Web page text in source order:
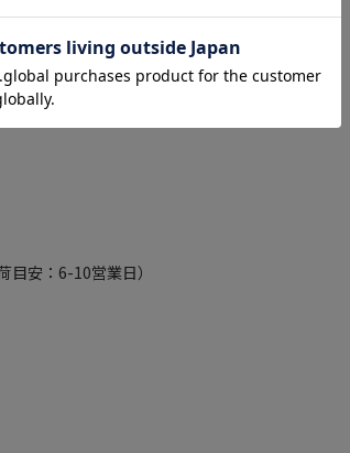
安：6-10営業日）